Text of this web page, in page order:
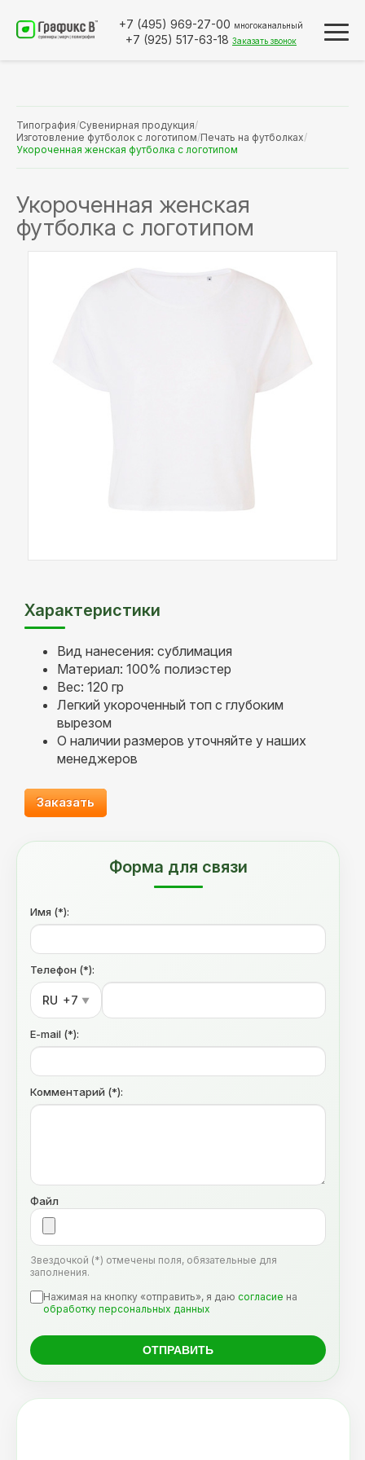
+7 (495) 969-27-00 многоканальный
+7 (925) 517-63-18 Заказать звонок
Типография/Сувенирная продукция/
Изготовление футболок с логотипом/Печать на футболках/
Укороченная женская футболка с логотипом
Укороченная женская
футболка с логотипом
Характеристики
Вид нанесения: сублимация
Материал: 100% полиэстер
Вес: 120 гр
Легкий укороченный топ с глубоким
вырезом
О наличии размеров уточняйте у наших
менеджеров
Заказать
Форма для связи
Имя (*):
Телефон (*):
RU +7 ▼
E-mail (*):
Комментарий (*):
Файл
Звездочкой (*) отмечены поля, обязательные для
заполнения.
Нажимая на кнопку «отправить», я даю согласие на
обработку персональных данных